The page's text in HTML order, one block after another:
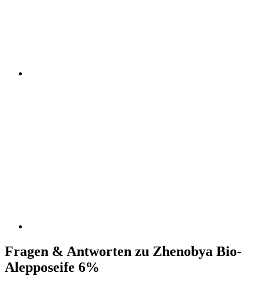
Fragen & Antworten zu Zhenobya Bio-
Alepposeife 6%